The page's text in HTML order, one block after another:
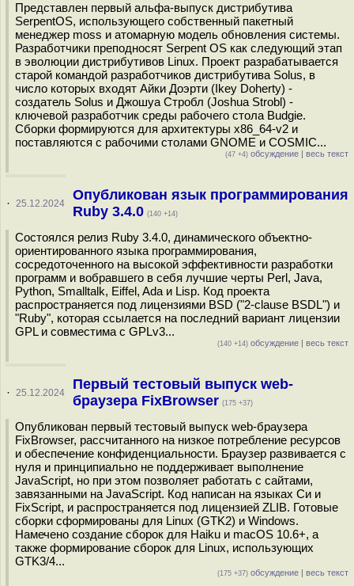
Представлен первый альфа-выпуск дистрибутива
SerpentOS, использующего собственный пакетный
менеджер moss и атомарную модель обновления системы.
Разработчики преподносят Serpent OS как следующий этап
в эволюции дистрибутивов Linux. Проект разрабатывается
старой командой разработчиков дистрибутива Solus, в
число которых входят Айки Доэрти (Ikey Doherty) -
создатель Solus и Джошуа Стробл (Joshua Strobl) -
ключевой разработчик среды рабочего стола Budgie.
Сборки формируются для архитектуры x86_64-v2 и
поставляются с рабочими столами GNOME и COSMIC...
(47 +4) обсуждение | весь текст
· 25.12.2024
Опубликован язык программирования
Ruby 3.4.0 (140 +14)
Состоялся релиз Ruby 3.4.0, динамического объектно-
ориентированного языка программирования,
сосредоточенного на высокой эффективности разработки
программ и вобравшего в себя лучшие черты Perl, Java,
Python, Smalltalk, Eiffel, Ada и Lisp. Код проекта
распространяется под лицензиями BSD ("2-clause BSDL") и
"Ruby", которая ссылается на последний вариант лицензии
GPL и совместима с GPLv3...
(140 +14) обсуждение | весь текст
· 25.12.2024
Первый тестовый выпуск web-
браузера FixBrowser (175 +37)
Опубликован первый тестовый выпуск web-браузера
FixBrowser, рассчитанного на низкое потребление ресурсов
и обеспечение конфиденциальности. Браузер развивается с
нуля и принципиально не поддерживает выполнение
JavaScript, но при этом позволяет работать с сайтами,
завязанными на JavaScript. Код написан на языках Си и
FixScript, и распространяется под лицензией ZLIB. Готовые
сборки сформированы для Linux (GTK2) и Windows.
Намечено создание сборок для Haiku и macOS 10.6+, а
также формирование сборок для Linux, использующих
GTK3/4...
(175 +37) обсуждение | весь текст